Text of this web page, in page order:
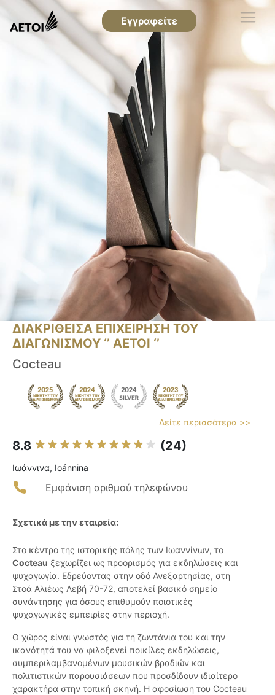
Εγγραφείτε
ΔΙΑΚΡΙΘΕΙΣΑ ΕΠΙΧΕΙΡΗΣΗ ΤΟΥ
ΔΙΑΓΩΝΙΣΜΟΥ ‘’ ΑΕΤΟΙ ‘’
Cocteau
Δείτε περισσότερα >>
8.8 (24)
Ιωάννινα, Ioánnina
Εμφάνιση αριθμού τηλεφώνου
Σχετικά με την εταιρεία:
Στο κέντρο της ιστορικής πόλης των Ιωαννίνων, το
Cocteau ξεχωρίζει ως προορισμός για εκδηλώσεις και
ψυχαγωγία. Εδρεύοντας στην οδό Ανεξαρτησίας, στη
Στοά Αλιέως Λεβή 70-72, αποτελεί βασικό σημείο
συνάντησης για όσους επιθυμούν ποιοτικές
ψυχαγωγικές εμπειρίες στην περιοχή.
Ο χώρος είναι γνωστός για τη ζωντάνια του και την
ικανότητά του να φιλοξενεί ποικίλες εκδηλώσεις,
συμπεριλαμβανομένων μουσικών βραδιών και
πολιτιστικών παρουσιάσεων που προσδίδουν ιδιαίτερο
χαρακτήρα στην τοπική σκηνή. Η αφοσίωση του Cocteau